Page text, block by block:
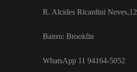
R. Alcides Ricardini Neves,12
Bairro: Brooklin
WhatsApp 11 94164-5052